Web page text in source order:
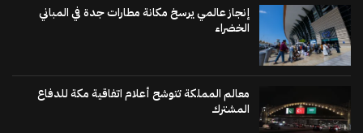
إنجاز عالمي يرسخ مكانة مطارات جدة في المباني
الخضراء
معالم المملكة تتوشح أعلام اتفاقية مكة للدفاع
المشترك